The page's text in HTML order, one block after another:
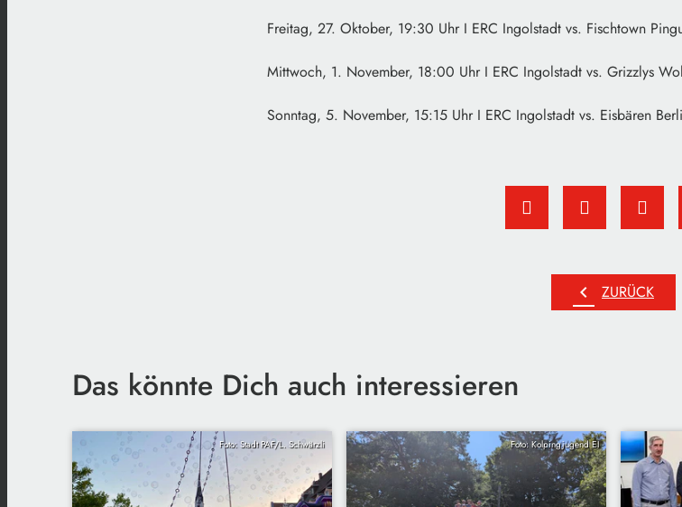
Freitag, 27. Oktober, 19:30 Uhr I ERC Ingolstadt vs. Fischtown
Mittwoch, 1. November, 18:00 Uhr I ERC Ingolstadt vs. Grizzlys
Sonntag, 5. November, 15:15 Uhr I ERC Ingolstadt vs. Eisbären
chevron_left ZURÜCK
Das könnte Dich auch interessieren
Foto: Stadt PAF/L. Schwärzli Foto: Kolpingjugend EI